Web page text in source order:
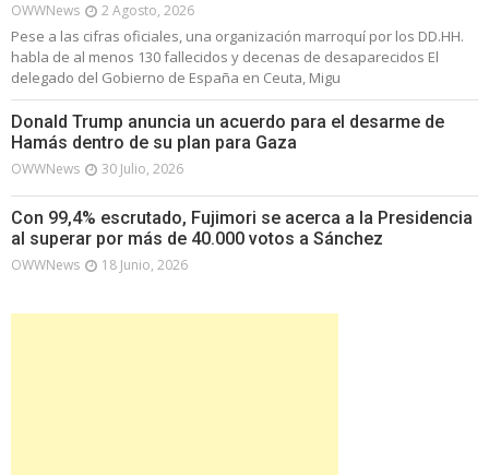
OWWNews 2 Agosto, 2026
Pese a las cifras oficiales, una organización marroquí por los DD.HH.
habla de al menos 130 fallecidos y decenas de desaparecidos El
delegado del Gobierno de España en Ceuta, Migu
Donald Trump anuncia un acuerdo para el desarme de
Hamás dentro de su plan para Gaza
OWWNews 30 Julio, 2026
Con 99,4% escrutado, Fujimori se acerca a la Presidencia
al superar por más de 40.000 votos a Sánchez
OWWNews 18 Junio, 2026